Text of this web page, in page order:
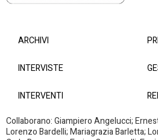
ARCHIVI
INTERVISTE
INTERVENTI
Collaborano: Giampiero Angelucci;
Lorenzo Bardelli; Mariagrazia Barletta;